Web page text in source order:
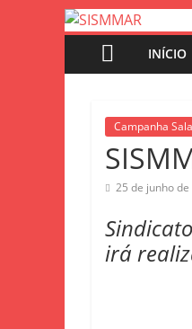
INÍCIO
Campanha
25 de junho de
irá